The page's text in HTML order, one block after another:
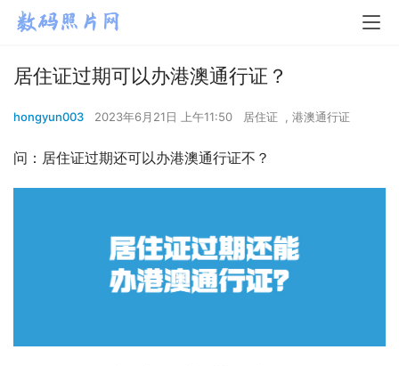
居住证过期可以办港澳通行证？
hongyun003 2023年6月21日 上午11:50 居住证 港澳通行证
问：居住证过期还可以办港澳通行证不？